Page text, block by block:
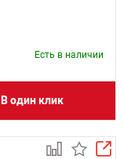
Есть в наличии
В один клик